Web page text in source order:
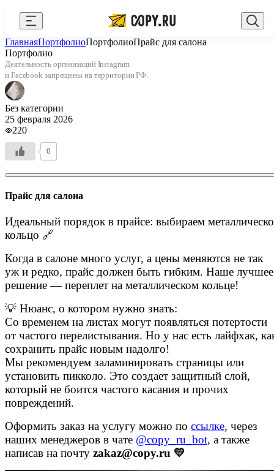
Выберите город
+7 (495) 156-10-00
AI Copy.ru
API и интеграции
Сувениры с логотипом
Для бизнеса
Калькулятор
Блог
Публичная оферта
Клуб привилегий
Вакансии
О компании
Написать директору
Арендодателям
Портфолио
Франшиза
Контакты
Закрыть
ГлавнаяПортфолиоПортфолиоПрайс для салона
Портфолио
Деятельность организаций Instagram
и Facebook запрещены на территории РФ.
Без категории
25 февраля 2026
220
0
Прайс для салона
Идеальный порядок в прайсе: выбираем
кольцо 🔗
Когда в салоне много услуг, а цены меняются не так
уж и редко, прайс должен быть гибким. Наше лучшее
решение — переплет на металлическом кольце!
💡 Нюанс, о котором нужно знать:
Со временем на листах могут появляться потертости
от частого перелистывания. Но у нас есть лайфхак,
сохранить прайс новым надолго!
Мы рекомендуем заламинировать страницы или
установить пикколо. Это создает защитный слой,
который не боится частого касания и прочих
повреждений.
Оформить заказ на услугу можно по ссылке, через
наших менеджеров в чате @copy_ru_bot, а также
написав на почту zakaz@copy.ru 💛